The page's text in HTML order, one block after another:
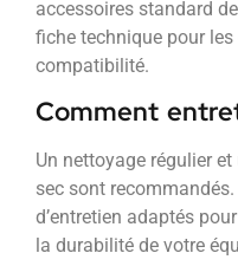
accessoires standard
fiche technique pour
compatibilité.
Comment
Un nettoyage régulier
sec sont
d’entretien adaptés
la durabilité de votre